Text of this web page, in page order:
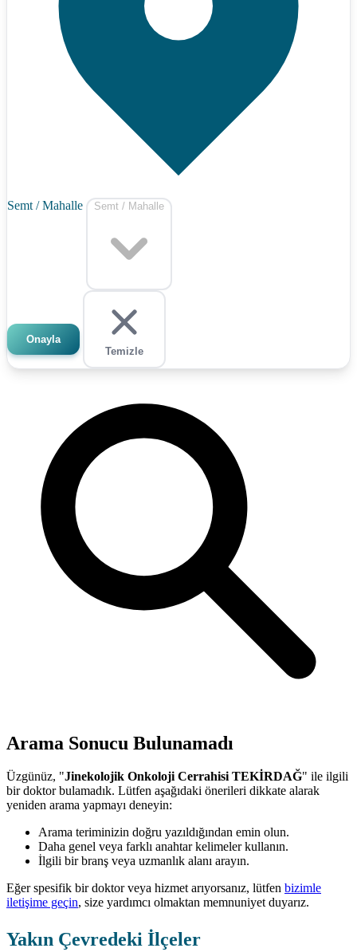
Semt / Mahalle Semt / Mahalle
Onayla
Temizle
Arama Sonucu Bulunamadı
Üzgünüz, "Jinekolojik Onkoloji Cerrahisi TEKİRDAĞ" ile ilgili
bir doktor bulamadık. Lütfen aşağıdaki önerileri dikkate alarak
yeniden arama yapmayı deneyin:
Arama teriminizin doğru yazıldığından emin olun.
Daha genel veya farklı anahtar kelimeler kullanın.
İlgili bir branş veya uzmanlık alanı arayın.
Eğer spesifik bir doktor veya hizmet arıyorsanız, lütfen bizimle
iletişime geçin, size yardımcı olmaktan memnuniyet duyarız.
Yakın Çevredeki İlçeler